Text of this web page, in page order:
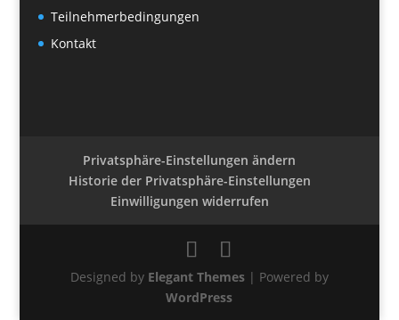
Teilnehmerbedingungen
Kontakt
Privatsphäre-Einstellungen ändern
Historie der Privatsphäre-Einstellungen
Einwilligungen widerrufen
Designed by Elegant Themes| Powered by
WordPress